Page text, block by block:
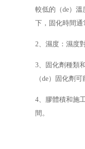
較低的（de）
下，固化時間通
2、 濕度：濕度
3、
固化劑種類
（de）固化劑
4、 膠體積和施
間。